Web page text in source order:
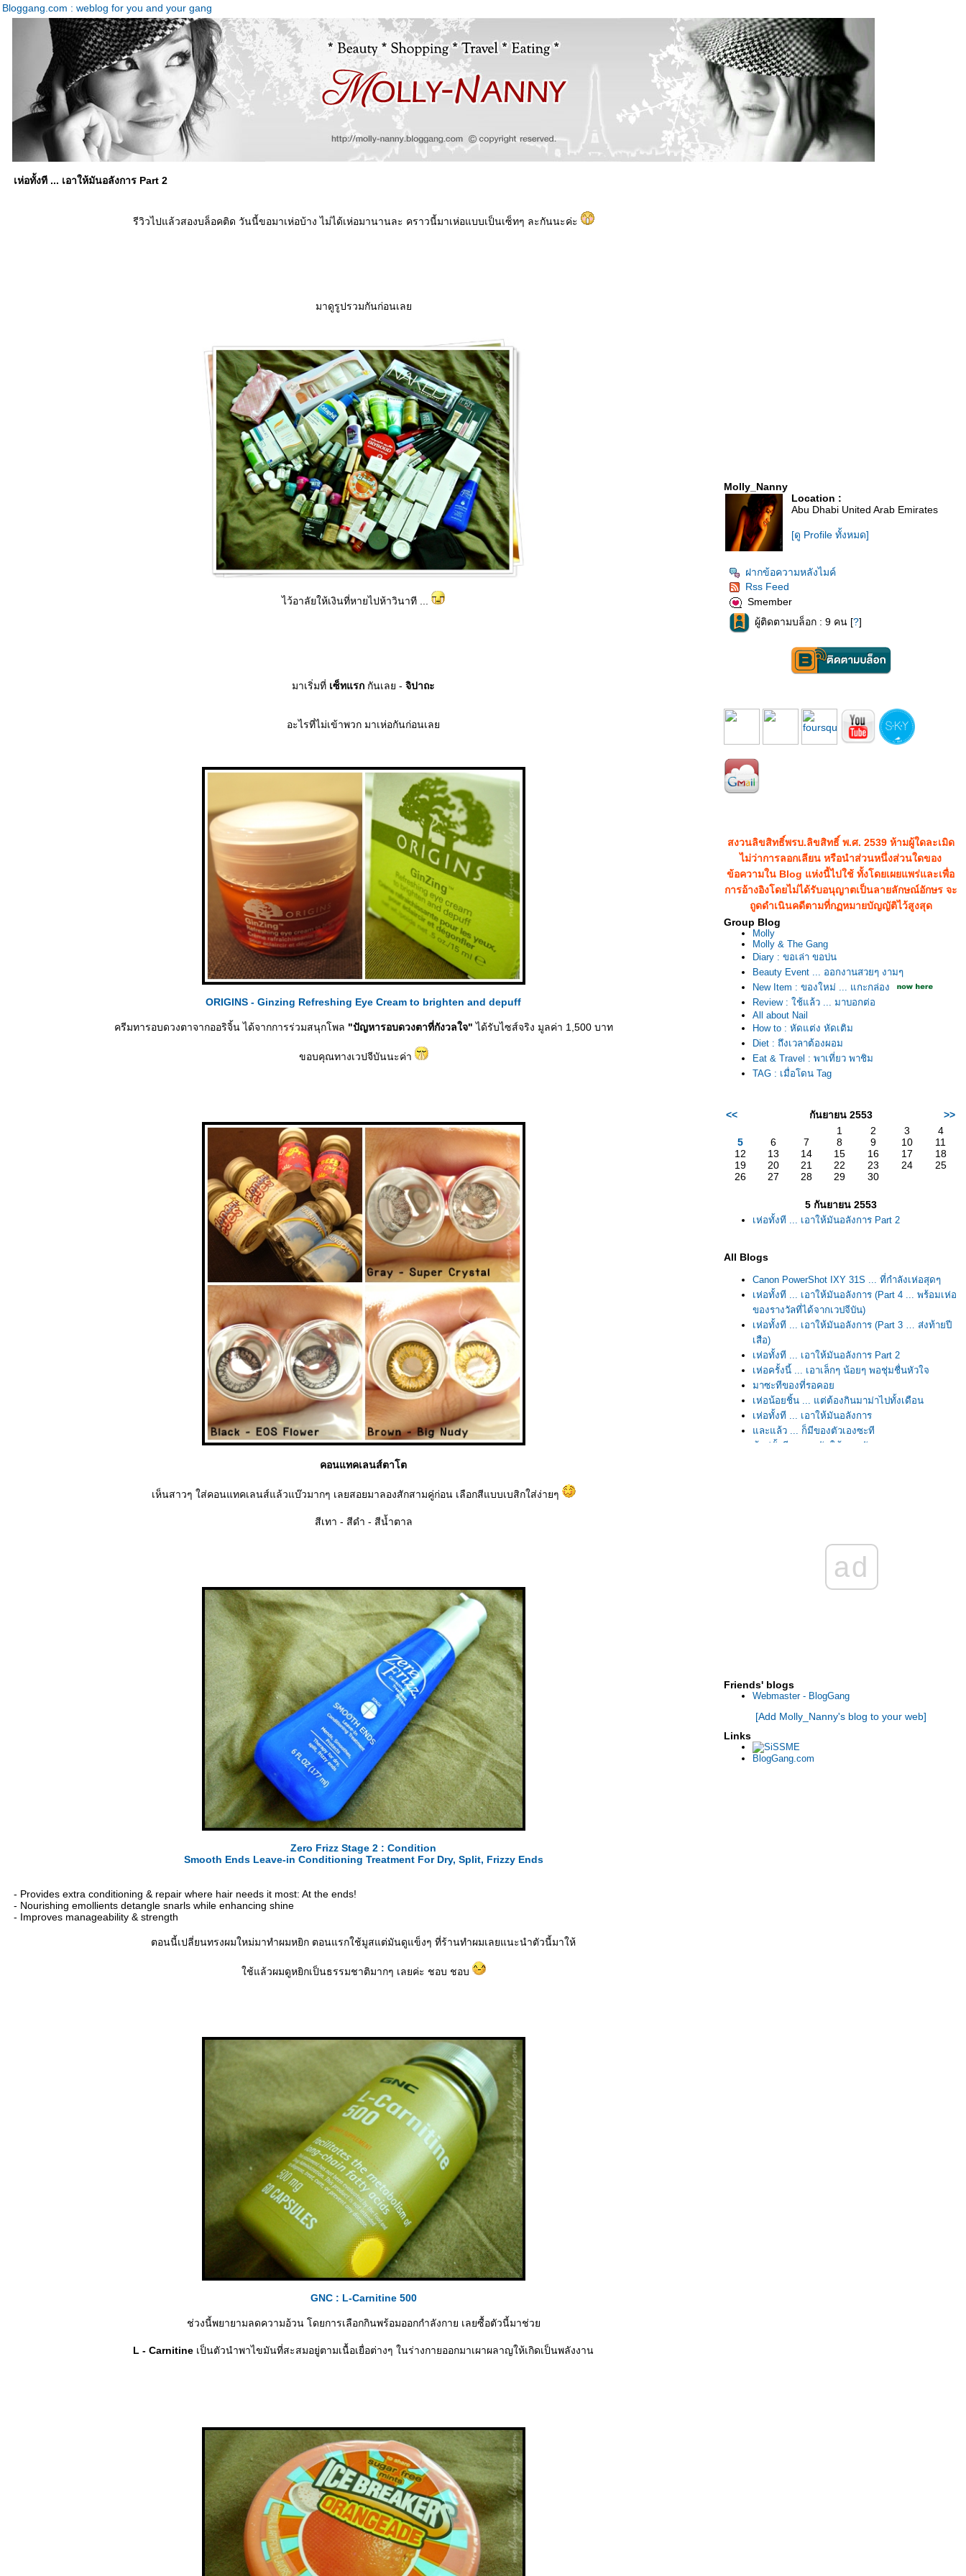
Bloggang.com : weblog for you and your gang
เห่อทั้งที ... เอาให้มันอลังการ Part 2
รีวิวไปแล้วสองบล็อคติด วันนี้ขอมาเห่อบ้าง ไม่ได้เห่อมานานละ คราวนี้มาเห่อแบบเป็นเซ็ทๆ ละกันนะค่ะ
มาดูรูปรวมกันก่อนเล
ไว้อาลัยให้เงินที่หายไปห้าวินาที ...
มาเริ่มที่ เซ็ทแรก กันเลย - จิปาถะ
อะไรที่ไม่เข้าพวก มาเห่อกันก่อนเล
ORIGINS - Ginzing Refreshing Eye Cream to brighten and depuff
ครีมทารอบดวงตาจากออริจิ้น ได้จากการร่วมสนุกโพล "ปัญหารอบดวงตาที่กังวลใจ" ได้รับไซส์จริง มูลค่า 1,500 บาท
ขอบคุณทางเวปจีบันนะค่า
คอนแทคเลนส์ตาโต
เห็นสาวๆ ใส่คอนแทคเลนส์แล้วแบ๊วมากๆ เลยสอยมาลองสักสามคู่ก่อน เลือกสีแบบเบสิกใส่ง่ายๆ
สีเทา - สีดำ - สีน้ำตาล
Zero Frizz Stage 2 : Condition
Smooth Ends Leave-in Conditioning Treatment For Dry, Split, Frizzy Ends
- Provides extra conditioning & repair where hair needs it most: At the ends!
- Nourishing emollients detangle snarls while enhancing shine
- Improves manageability & strength
ตอนนี้เปลี่ยนทรงผมใหม่มาทำผมหยิก ตอนแรกใช้มูสแต่มันดูแข็งๆ ที่ร้านทำผมเลยแนะนำตัวนี้มาให้
ช้แล้วผมดูหยิกเป็นธรรมชาติมากๆ เลยค่ะ ชอบ ชอบ
GNC : L-Carnitine 500
ช่วงนี้พยายามลดความอ้วน โดยการเลือกกินพร้อมออกกำลังกาย เลยซื้อตัวนี้มาช่ว
L - Carnitine เป็นตัวนำพาไขมันที่สะสมอยู่ตามเนื้อเยื่อต่างๆ ในร่างกายออกมาเผาผลาญให้เกิดเป็นพลังงาน
Molly_Nanny
Location :
Abu Dhabi United Arab Emirates
[ดู Profile ทั้งหมด]
ฝากข้อความหลังไมค์
Rss Feed
Smember
ผู้ติดตามบล็อก : 9 คน [?]
สงวนลิขสิทธิ์พรบ.ลิขสิทธิ์ พ.ศ. 2539 ห้ามผู้ใดละเมิด
ไม่ว่าการลอกเลียน หรือนำส่วนหนึ่งส่วนใดของ
ข้อความใน Blog แห่งนี้ไปใช้ ทั้งโดยเผยแพร่และเพื่อ
การอ้างอิงโดยไม่ได้รับอนุญาตเป็นลายลักษณ์อักษร จะ
ถูดดำเนินคดีตามที่กฏหมายบัญญัติไว้สูงสุด
Group Blog
Molly
Molly & The Gang
Diary : ขอเล่า ขอบ่น
Beauty Event ... ออกงานสวยๆ งามๆ
New Item : ของใหม่ ... แกะกล่อง
Review : ใช้แล้ว ... มาบอกต่อ
All about Nail
How to : หัดแต่ง หัดเติม
Diet : ถึงเวลาต้องผอม
Eat & Travel : พาเที่ยว พาชิม
TAG : เมื่อโดน Tag
<< กันยายน 2553
>>
1
2 3
4
5
6 7 8 9 10
11
12
13 14 15 16 17
18
19
20 21 22 23 24
25
26
27 28 29 30
5 กันยายน 2553
เห่อทั้งที ... เอาให้มันอลังการ Part 2
All Blogs
Canon PowerShot IXY 31S ... ที่กำลังเห่อสุดๆ
เห่อทั้งที ... เอาให้มันอลังการ (Part 4 ... พร้อมเห่อ
ของรางวัลที่ได้จากเวปจีบัน)
เห่อทั้งที ... เอาให้มันอลังการ (Part 3 … ส่งท้ายปี
เสือ)
เห่อทั้งที ... เอาให้มันอลังการ Part 2
เห่อครั้งนี้ ... เอาเล็กๆ น้อยๆ พอชุ่มชื่นหัวใจ
มาซะทีของที่รอคอ
เห่อน้อยชิ้น ... แต่ต้องกินมาม่าไปทั้งเดือน
เห่อทั้งที ... เอาให้มันอลังการ
ละแล้ว ... ก็มีของตัวเองซะที
ช้อปทั้งที ... เอามันให้หมดตัว ...
ad
Friends' blogs
Webmaster - BlogGang
[Add Molly_Nanny's blog to your web]
Links
BlogGang.com